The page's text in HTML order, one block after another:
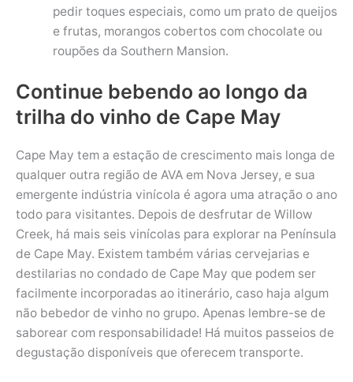
pedir toques especiais, como um prato de queijos
e frutas, morangos cobertos com chocolate ou
roupões da Southern Mansion.
Continue bebendo ao longo da
trilha do vinho de Cape May
Cape May tem a estação de crescimento mais longa de
qualquer outra região de AVA em Nova Jersey, e sua
emergente indústria vinícola é agora uma atração o ano
todo para visitantes. Depois de desfrutar de Willow
Creek, há mais seis vinícolas para explorar na Península
de Cape May. Existem também várias cervejarias e
destilarias no condado de Cape May que podem ser
facilmente incorporadas ao itinerário, caso haja algum
não bebedor de vinho no grupo. Apenas lembre-se de
saborear com responsabilidade! Há muitos passeios de
degustação disponíveis que oferecem transporte.